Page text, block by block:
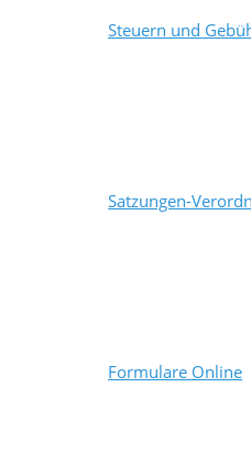
Steuern und
Satzungen-
Formulare Online